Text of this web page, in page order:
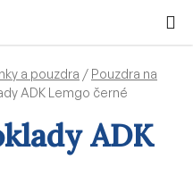
KOŠÍK
a pouzdra / Pouzdra na
ADK Lemgo černé
ADK